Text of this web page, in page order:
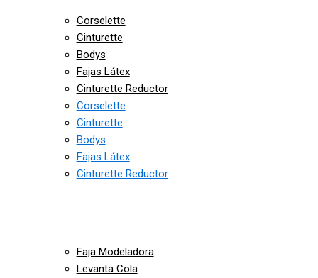
Corselette
Cinturette
Bodys
Fajas Látex
Cinturette Reductor
Corselette
Cinturette
Bodys
Fajas Látex
Cinturette Reductor
Faja Modeladora
Levanta Cola